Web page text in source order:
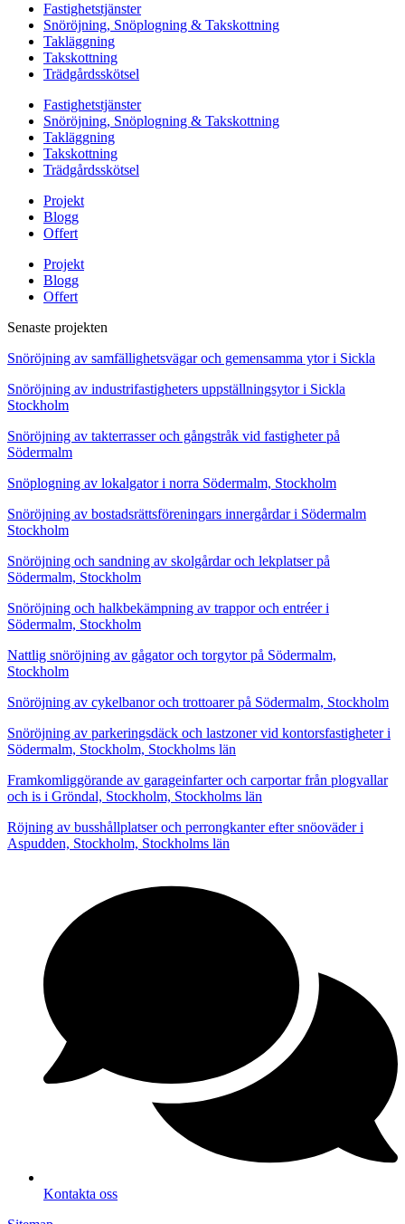
Fastighetstjänster
Snöröjning, Snöplogning & Takskottning
Takläggning
Takskottning
Trädgårdsskötsel
Fastighetstjänster
Snöröjning, Snöplogning & Takskottning
Takläggning
Takskottning
Trädgårdsskötsel
Projekt
Blogg
Offert
Projekt
Blogg
Offert
Senaste projekten
Snöröjning av samfällighetsvägar och gemensamma ytor i Sickla
Snöröjning av industrifastigheters uppställningsytor i Sickla
Stockholm
Snöröjning av takterrasser och gångstråk vid fastigheter på
Södermalm
Snöplogning av lokalgator i norra Södermalm, Stockholm
Snöröjning av bostadsrättsföreningars innergårdar i Södermalm
Stockholm
Snöröjning och sandning av skolgårdar och lekplatser på
Södermalm, Stockholm
Snöröjning och halkbekämpning av trappor och entréer i
Södermalm, Stockholm
Nattlig snöröjning av gågator och torgytor på Södermalm,
Stockholm
Snöröjning av cykelbanor och trottoarer på Södermalm, Stockholm
Snöröjning av parkeringsdäck och lastzoner vid kontorsfastigheter i
Södermalm, Stockholm, Stockholms län
Framkomliggörande av garageinfarter och carportar från plogvallar
och is i Gröndal, Stockholm, Stockholms län
Röjning av busshållplatser och perrongkanter efter snöoväder i
Aspudden, Stockholm, Stockholms län
Kontakta oss